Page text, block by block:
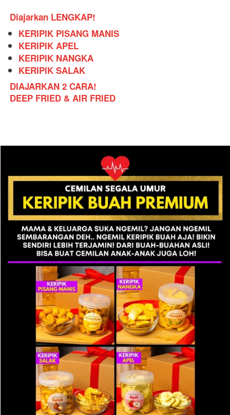
Diajarkan LENGKAP!
KERIPIK PISANG MANIS
KERIPIK APEL
KERIPIK NANGKA
KERIPIK SALAK
DIAJARKAN 2 CARA!
DEEP FRIED & AIR FRIED